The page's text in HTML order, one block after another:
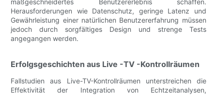
maßgeschneidertes Benutzererlebnis schaffen.
Herausforderungen wie Datenschutz, geringe Latenz und
Gewährleistung einer natürlichen Benutzererfahrung müssen
jedoch durch sorgfältiges Design und strenge Tests
angegangen werden.
Erfolgsgeschichten aus Live -TV -Kontrollräumen
Fallstudien aus Live-TV-Kontrollräumen unterstreichen die
Effektivität der Integration von Echtzeitanalysen,